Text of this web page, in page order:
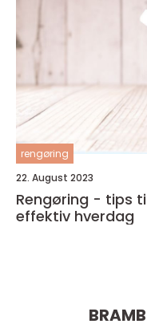
rengøring
22. August 2023
Rengøring - tips
effektiv hverdag